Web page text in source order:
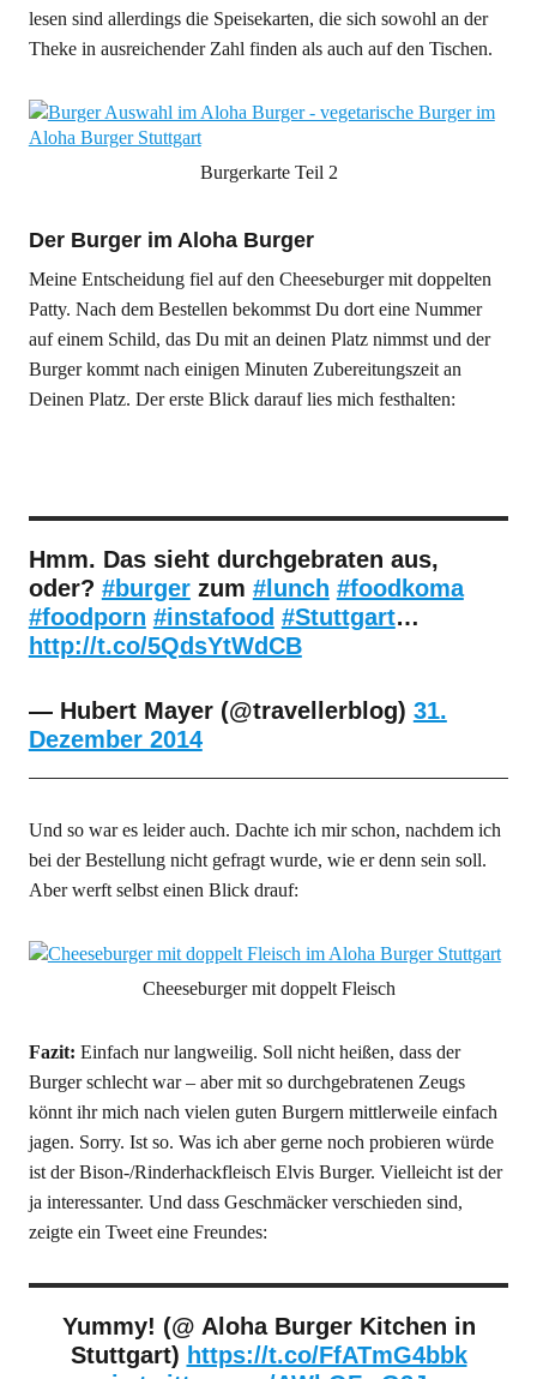
lesen sind allerdings die Speisekarten, die sich sowohl an der
Theke in ausreichender Zahl finden als auch auf den Tischen.
Burgerkarte Teil 2
Der Burger im Aloha Burger
Meine Entscheidung fiel auf den Cheeseburger mit doppelten
Patty. Nach dem Bestellen bekommst Du dort eine Nummer
auf einem Schild, das Du mit an deinen Platz nimmst und der
Burger kommt nach einigen Minuten Zubereitungszeit an
Deinen Platz. Der erste Blick darauf lies mich festhalten:
Hmm. Das sieht durchgebraten aus,
oder? #burgerzum #lunch #foodkoma
#foodporn #instafood #Stuttgart…
http://t.co/5QdsYtWdCB
— Hubert Mayer (@travellerblog) 31.
Dezember 2014
Und so war es leider auch. Dachte ich mir schon, nachdem ich
bei der Bestellung nicht gefragt wurde, wie er denn sein soll.
Aber werft selbst einen Blick drauf:
Cheeseburger mit doppelt Fleisch
Fazit: Einfach nur langweilig. Soll nicht heißen, dass der
Burger schlecht war – aber mit so durchgebratenen Zeugs
könnt ihr mich nach vielen guten Burgern mittlerweile einfach
jagen. Sorry. Ist so. Was ich aber gerne noch probieren würde
ist der Bison-/Rinderhackfleisch Elvis Burger. Vielleicht ist der
ja interessanter. Und dass Geschmäcker verschieden sind,
zeigte ein Tweet eine Freundes:
Yummy! (@ Aloha Burger Kitchen in
Stuttgart) https://t.co/FfATmG4bbk